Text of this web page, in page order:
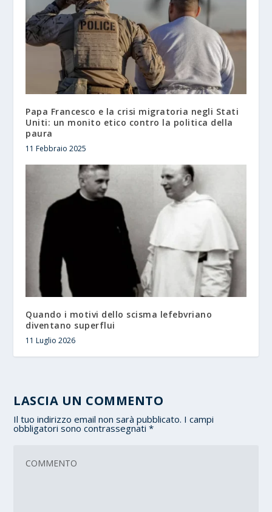
Papa Francesco e la crisi migratoria negli Stati
Uniti: un monito etico contro la politica della
paura
11 Febbraio 2025
Quando i motivi dello scisma lefebvriano
diventano superflui
11 Luglio 2026
LASCIA UN COMMENTO
Il tuo indirizzo email non sarà pubblicato. I campi
obbligatori sono contrassegnati*